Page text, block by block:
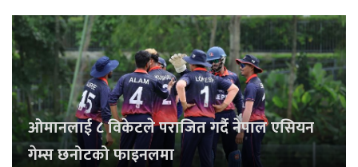
ओमानलाई ८ विकेटले पराजित गर्दै नेपाल एसियन
गेम्स छनोटको फाइनलमा